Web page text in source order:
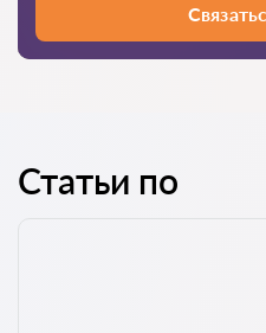
Статьи по